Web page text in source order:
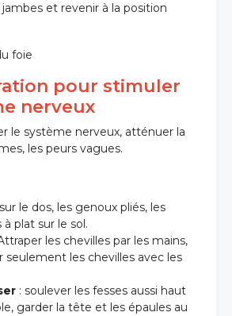
et revenir à la position
pour stimuler
nerveux
le système nerveux, atténuer la
les peurs vagues.
le dos, les genoux pliés, les
à plat sur le sol.
les chevilles par les mains,
seulement les chevilles avec les
: soulever les fesses aussi haut
garder la tête et les épaules au